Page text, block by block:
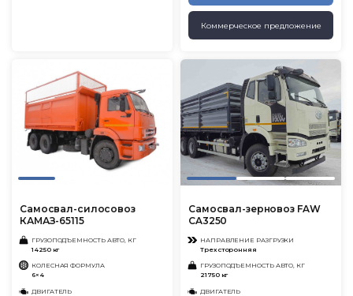
Коммерческое предложение
Самосвал-силосовоз
КАМАЗ-65115
ГРУЗОПОДЪЕМНОСТЬ АВТО, КГ
14250 кг
КОЛЕСНАЯ ФОРМУЛА
6×4
ДВИГАТЕЛЬ
Самосвал-зерновоз FAW
CA3250
НАПРАВЛЕНИЕ РАЗГРУЗКИ
Трехсторонняя
ГРУЗОПОДЪЕМНОСТЬ АВТО, КГ
21750 кг
ДВИГАТЕЛЬ